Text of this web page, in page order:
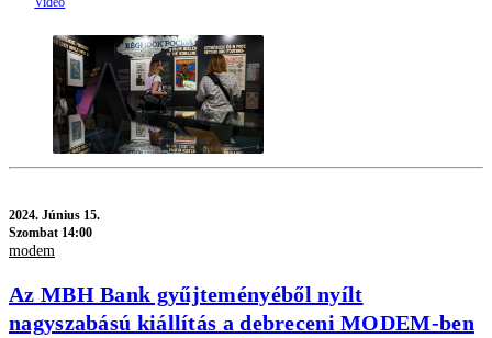
2024. Június 15.
Szombat 14:00
modem
Az MBH Bank gyűjteményéből nyílt
nagyszabású kiállítás a debreceni MODEM-ben